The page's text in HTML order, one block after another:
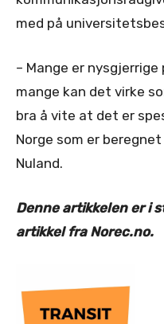
med på
– Mange er nysgjerrige
mange kan det virke
bra å vite at det er
Norge som er
Nuland.
Denne artikkelen er i
artikkel fra Norec.no.